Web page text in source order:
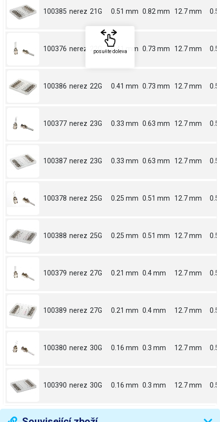
100385 nerez 21G 0.51 mm 0.82 mm 12.7 mm 0.5
100376 nerez 22G 0.41 mm 0.73 mm 12.7 mm 0.5
100386 nerez 22G 0.41 mm 0.73 mm 12.7 mm 0.5
100377 nerez 23G 0.33 mm 0.63 mm 12.7 mm 0.5
100387 nerez 23G 0.33 mm 0.63 mm 12.7 mm 0.5
100378 nerez 25G 0.25 mm 0.51 mm 12.7 mm 0.5
100388 nerez 25G 0.25 mm 0.51 mm 12.7 mm 0.5
100379 nerez 27G 0.21 mm 0.4 mm 12.7 mm 0.5
100389 nerez 27G 0.21 mm 0.4 mm 12.7 mm 0.5
100380 nerez 30G 0.16 mm 0.3 mm 12.7 mm 0.5
100390 nerez 30G 0.16 mm 0.3 mm 12.7 mm 0.5
posuňte doleva